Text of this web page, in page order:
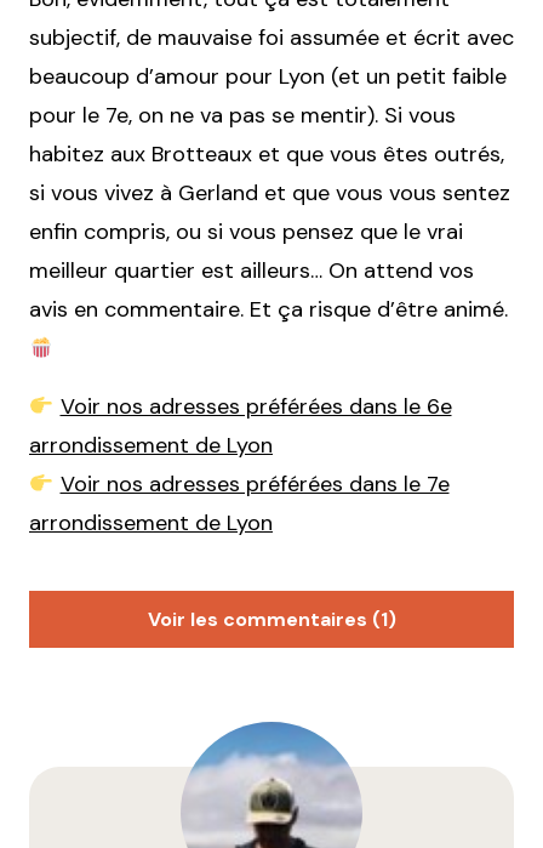
subjectif, de mauvaise foi assumée et écrit avec
beaucoup d’amour pour Lyon (et un petit faible
pour le 7e, on ne va pas se mentir). Si vous
habitez aux Brotteaux et que vous êtes outrés,
si vous vivez à Gerland et que vous vous sentez
enfin compris, ou si vous pensez que le vrai
meilleur quartier est ailleurs… On attend vos
avis en commentaire. Et ça risque d’être animé.
Voir nos adresses préférées dans le 6e
arrondissement de Lyon
Voir nos adresses préférées dans le 7e
arrondissement de Lyon
Voir les commentaires (1)
Entièrement d’accord avec cet article. Gerland est
aujourd’hui bien plus stimulant que les Brotteaux.
On y trouve davantage de diversité sociale, de
mélange d’usages, de nouvelles adresses, de coins